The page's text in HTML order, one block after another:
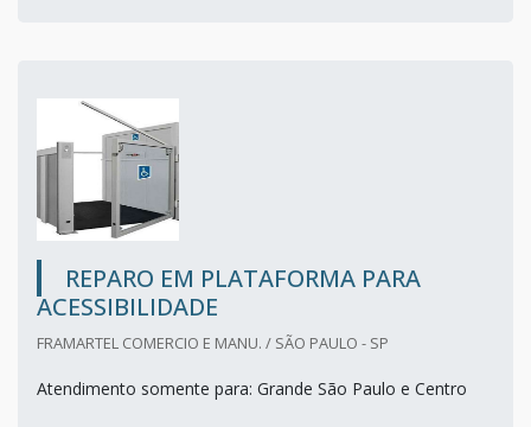
REPARO EM PLATAFORMA PARA
ACESSIBILIDADE
FRAMARTEL COMERCIO E MANU. / SÃO PAULO - SP
Atendimento somente para: Grande São Paulo e Centro